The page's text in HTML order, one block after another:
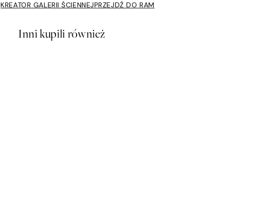
KREATOR GALERII ŚCIENNEJPRZEJDŹ DO RAM
Inni kupili również